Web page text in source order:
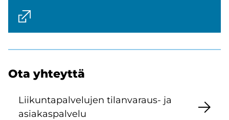
Ota yh­teyt­tä
Lii­kun­ta­pal­ve­lu­jen tilanvaraus-​ ja
asia­kas­pal­ve­lu